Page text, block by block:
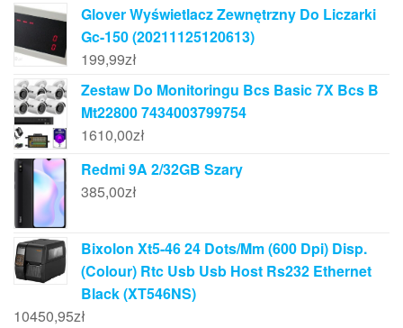
Glover Wyświetlacz Zewnętrzny Do Liczarki
Gc-150 (20211125120613)
199,99zł
Zestaw Do Monitoringu Bcs Basic 7X Bcs B
Mt22800 7434003799754
1610,00zł
Redmi 9A 2/32GB Szary
385,00zł
Bixolon Xt5-46 24 Dots/Mm (600 Dpi) Disp.
(Colour) Rtc Usb Usb Host Rs232 Ethernet
Black (XT546NS)
10450,95zł